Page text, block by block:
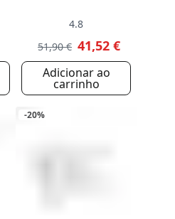
4.8
51,90 € 41,52 €
Adicionar ao
carrinho
-20%